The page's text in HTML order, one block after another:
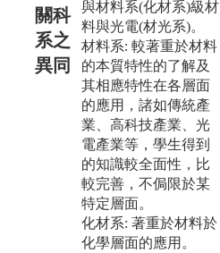
關科
系之
異同
與材料系(化材系)級材
料與光電(材光系)。
材料系: 較著重於材料
的本質特性的了解及
其相應特性在各層面
的應用，諸如傳統產
業、高科技產業、光
電產業等，學生得到
的知識較全面性，比
較完善，不侷限於某
特定層面。
化材系: 著重於材料於
化學層面的應用。